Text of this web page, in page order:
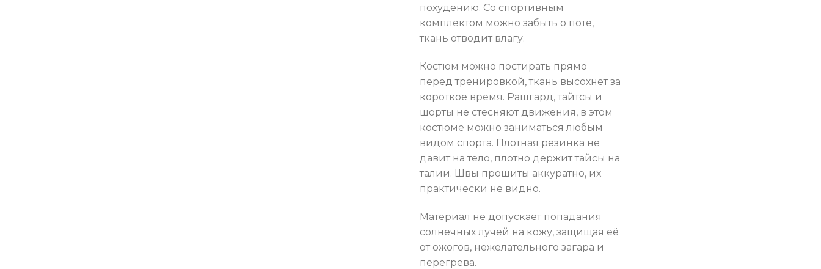
похудению. Со спортивным
комплектом можно забыть о поте,
ткань отводит влагу.
Костюм можно постирать прямо
перед тренировкой, ткань высохнет за
короткое время. Рашгард, тайтсы и
шорты не стесняют движения, в этом
костюме можно заниматься любым
видом спорта. Плотная резинка не
давит на тело, плотно держит тайсы на
талии. Швы прошиты аккуратно, их
практически не видно.
Материал не допускает попадания
солнечных лучей на кожу, защищая её
от ожогов, нежелательного загара и
перегрева.